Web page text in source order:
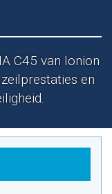
C45 van Ionion
en